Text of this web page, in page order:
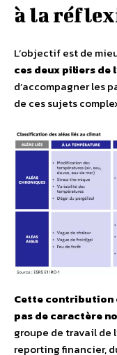
à la
L’objectif est de
ces deux piliers de
d’accompagner les
de ces sujets
Cette contribution
pas de caractère
groupe de travail de
reporting financier,